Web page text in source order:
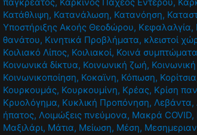
Κατάθλιψη, Κατανάλωση, Κατανόηση,
Υποστήριξης Ακοής Θεοδώρου, Κεφαλαλγία,
θανάτου, Κινητικά Προβλήματα, κλειστοί
Κοιλιακό Λίπος, Κοιλιακοί, Κοινά συμπτώματα
Κοινωνικά δίκτυα, Κοινωνική ζωή,
Κοινωνικοποίηση, Κοκαϊνη, Κόπωση, Κορίτσια
Κουρκουμάς, Κουρκουμίνη, Κρέας, Κρίση
Κρυολόγημα, Κυκλική Προπόνηση, Λεβάντα,
ήπατος, Λοιμώξεις πνεύμονα, Μακρά COVID,
Μαξιλάρι, Μάτια, Μείωση, Μέση,